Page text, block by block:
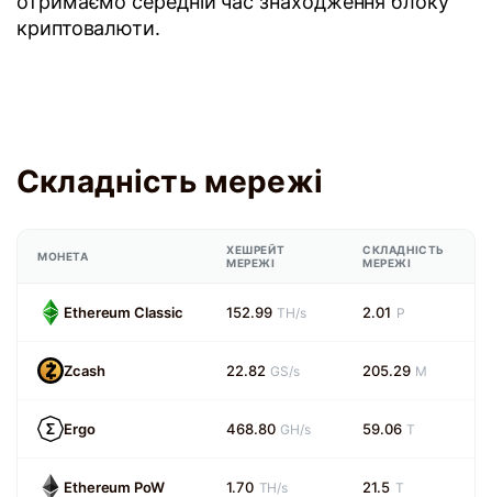
криптовалюти.
Складність мережі
МОНЕТА
ХЕШРЕЙТ
МЕРЕЖІ
СКЛАДНІСТЬ
МЕРЕЖІ
Ethereum Classic 152.99 TH/s 2.01 P
Zcash 22.82 GS/s 205.29 M
Ergo 468.80 GH/s 59.06 T
Ethereum PoW 1.70 TH/s 21.5 T